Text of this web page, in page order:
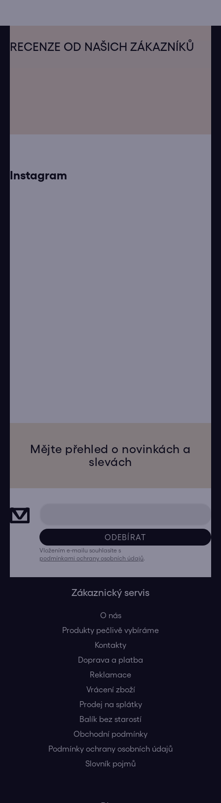
RECENZE OD NAŠICH ZÁKAZNÍKŮ
Instagram
Mějte přehled o novinkách a
slevách
ODEBÍRAT
Vložením e-mailu souhlasíte s
podmínkami ochrany osobních údajů
Zákaznický servis
O nás
Produkty pečlivě vybíráme
Kontakty
Doprava a platba
Reklamace
Vrácení zboží
Prodej na splátky
Balík bez starostí
Obchodní podmínky
Podmínky ochrany osobních údajů
Slovník pojmů